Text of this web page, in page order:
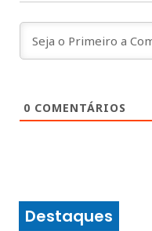
0 COMENTÁRIOS
Destaques